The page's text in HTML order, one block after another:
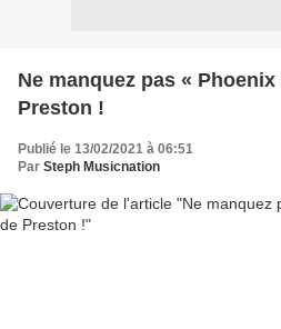
Ne manquez pas «
Preston !
Publié le 13/02/2021 à 06:51
Par Steph Musicnation